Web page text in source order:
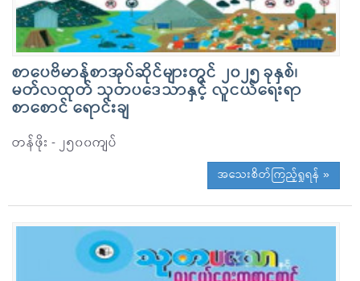
စာပေဗိမာန်စာအုပ်ဆိုင်များတွင် ၂၀၂၅ ခုနှစ်၊
မတ်လထုတ် သုတပဒေသာနှင့် လူငယ်ရေးရာ
စာစောင် ရောင်းချ
တန်ဖိုး - ၂၅၀၀ကျပ်
အသေးစိတ်ကြည့်ရှုရန် »